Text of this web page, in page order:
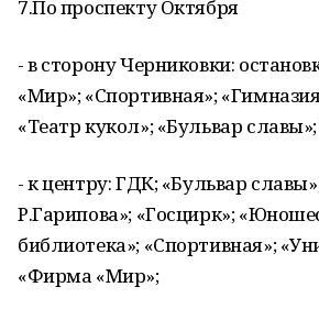
7.По проспекту Октября
- в сторону Черниковки:
«Мир»; «Спортивная»;
«Театр кукол»; «Бульвар
- к центру: ГДК; «Бульвар
Р.Гарипова»; «Госцирк»;
библиотека»; «Спортивная»;
«Фирма «Мир»;